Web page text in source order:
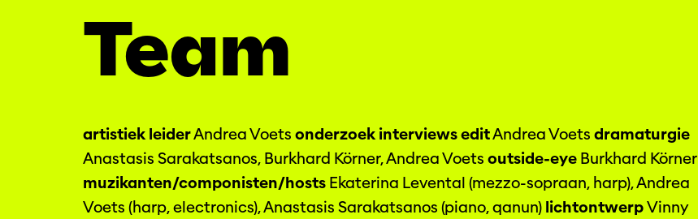
Team
artistiek leiderAndrea Voets onderzoek interviews editAndrea Voets dramaturgie
Anastasis Sarakatsanos, Burkhard Körner, Andrea Voets outside-eye Burkhard Körner
muzikanten/componisten/hosts Ekaterina Levental (mezzo-sopraan, harp), Andrea
Voets (harp, electronics), Anastasis Sarakatsanos (piano, qanun) lichtontwerpVinny